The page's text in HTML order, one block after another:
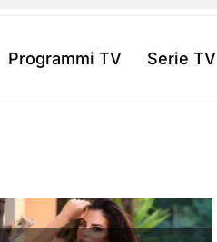
Programmi TV Serie TV